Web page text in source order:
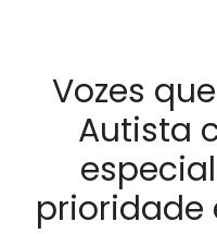
Vozes
Autista
prioridade